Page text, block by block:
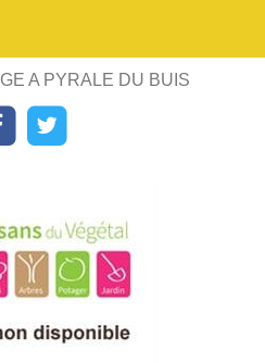
A PYRALE DU BUIS